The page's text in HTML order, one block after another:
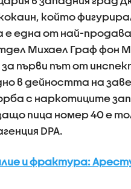
който
е една от най-
Михаел Граф фон
първи път от
в дейността на
с наркотиците
пица номер 40 е
DPA.
и фрактура: